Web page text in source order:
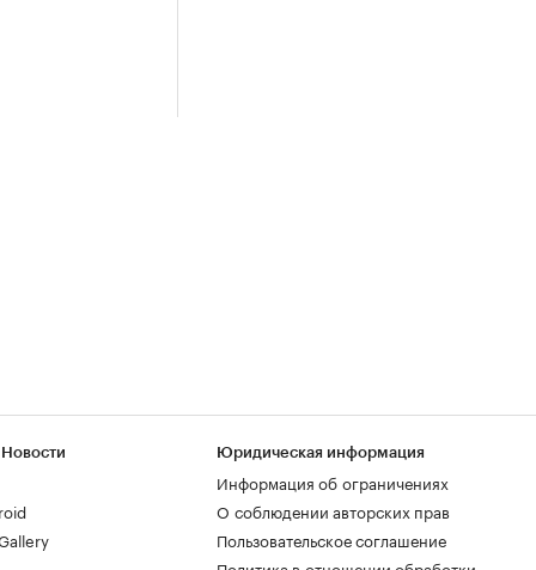
Юридическая информация
Информация об ограничениях
О соблюдении авторских прав
Пользовательское соглашение